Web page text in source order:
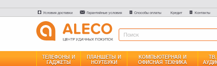
Условия доставки Гарантийные условия Способы оплаты Кредит Контакты
ТЕЛЕФОНЫ И
ГАДЖЕТЫ
ПЛАНШЕТЫ И
НОУТБУКИ
КОМПЬЮТЕРНАЯ И
ОФИСНАЯ ТЕХНИКА